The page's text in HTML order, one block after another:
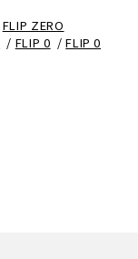
FLIP ZERO
/ FLIP 0 /FLIP 0